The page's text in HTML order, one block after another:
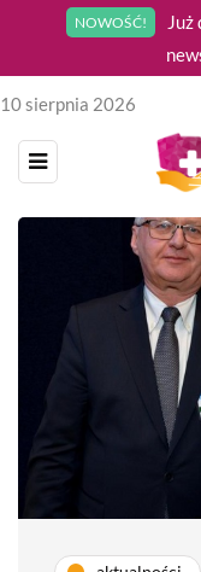
NOWOŚĆ!
Już
10 sierpnia 2026